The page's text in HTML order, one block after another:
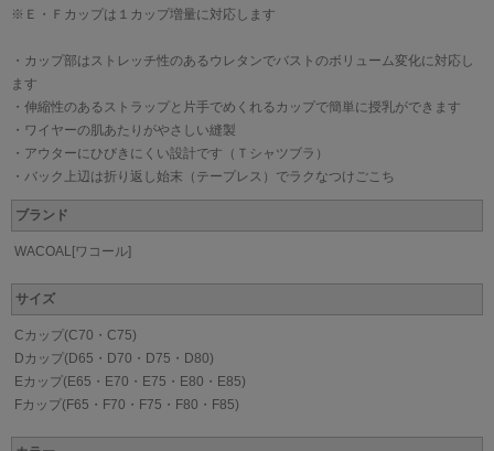
※Ｅ・Ｆカップは１カップ増量に対応します
・カップ部はストレッチ性のあるウレタンでバストのボリューム変化に対応し
ます
・伸縮性のあるストラップと片手でめくれるカップで簡単に授乳ができます
・ワイヤーの肌あたりがやさしい縫製
・アウターにひびきにくい設計です（Ｔシャツブラ）
・バック上辺は折り返し始末（テープレス）でラクなつけごこち
ブランド
WACOAL[ワコール]
サイズ
Cカップ(C70・C75)
Dカップ(D65・D70・D75・D80)
Eカップ(E65・E70・E75・E80・E85)
Fカップ(F65・F70・F75・F80・F85)